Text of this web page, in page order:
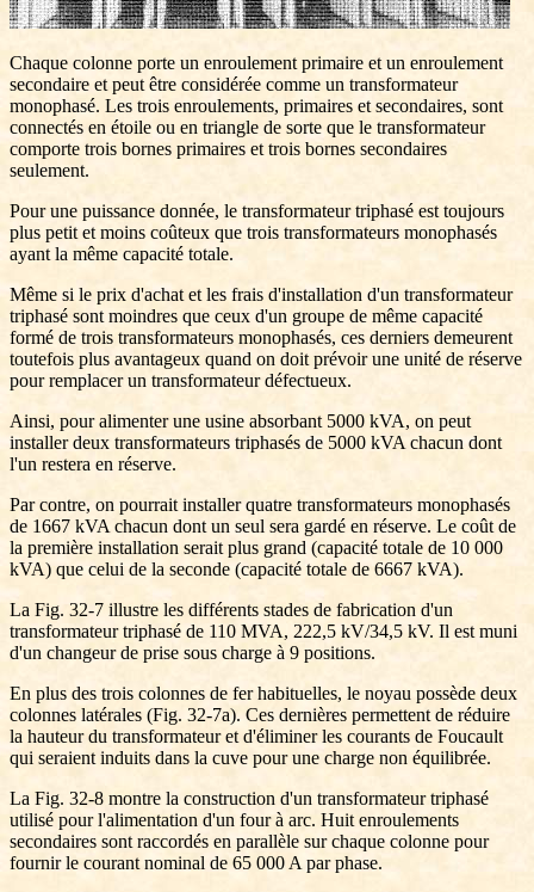
Chaque colonne porte un enroulement primaire et un enroulement
secondaire et peut être considérée comme un transformateur
monophasé. Les trois enroulements, primaires et secondaires, sont
connectés en étoile ou en triangle de sorte que le transformateur
comporte trois bornes primaires et trois bornes secondaires
seulement.
Pour une puissance donnée, le transformateur triphasé est toujours
plus petit et moins coûteux que trois transformateurs monophasés
ayant la même capacité totale.
Même si le prix d'achat et les frais d'installation d'un transformateur
triphasé sont moindres que ceux d'un groupe de même capacité
formé de trois transformateurs monophasés, ces derniers demeurent
toutefois plus avantageux quand on doit prévoir une unité de réserve
pour remplacer un transformateur défectueux.
Ainsi, pour alimenter une usine absorbant 5000 kVA, on peut
installer deux transformateurs triphasés de 5000 kVA chacun dont
l'un restera en réserve.
Par contre, on pourrait installer quatre transformateurs monophasés
de 1667 kVA chacun dont un seul sera gardé en réserve. Le coût de
la première installation serait plus grand (capacité totale de 10 000
kVA) que celui de la seconde (capacité totale de 6667 kVA).
La Fig. 32-7 illustre les différents stades de fabrication d'un
transformateur triphasé de 110 MVA, 222,5 kV/34,5 kV. Il est muni
d'un changeur de prise sous charge à 9 positions.
En plus des trois colonnes de fer habituelles, le noyau possède deux
colonnes latérales (Fig. 32-7a). Ces dernières permettent de réduire
la hauteur du transformateur et d'éliminer les courants de Foucault
qui seraient induits dans la cuve pour une charge non équilibrée.
La Fig. 32-8 montre la construction d'un transformateur triphasé
utilisé pour l'alimentation d'un four à arc. Huit enroulements
secondaires sont raccordés en parallèle sur chaque colonne pour
fournir le courant nominal de 65 000 A par phase.